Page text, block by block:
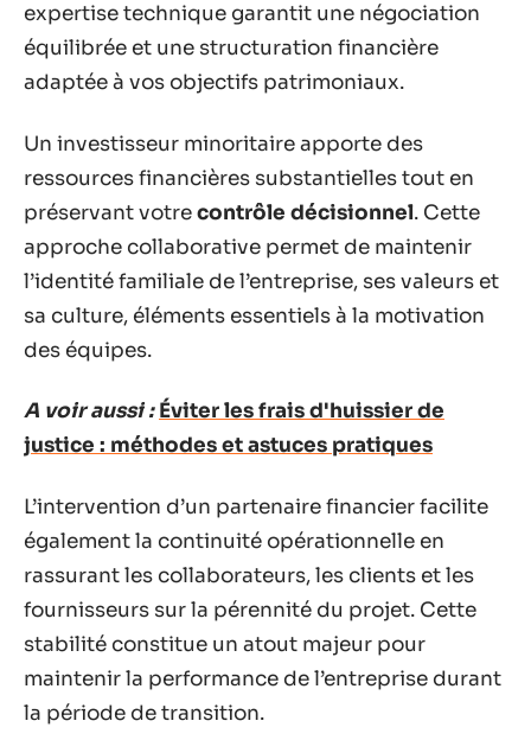
expertise technique garantit une négociation
équilibrée et une structuration financière
adaptée à vos objectifs patrimoniaux.
Un investisseur minoritaire apporte des
ressources financières substantielles tout en
préservant votrecontrôle décisionnel. Cette
approche collaborative permet de maintenir
l’identité familiale de l’entreprise, ses valeurs et
sa culture, éléments essentiels à la motivation
des équipes.
A voir aussi : Éviter les frais d'huissier de
justice : méthodes et astuces pratiques
L’intervention d’un partenaire financier facilite
également la continuité opérationnelle en
rassurant les collaborateurs, les clients et les
fournisseurs sur la pérennité du projet. Cette
stabilité constitue un atout majeur pour
maintenir la performance de l’entreprise durant
la période de transition.